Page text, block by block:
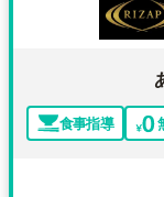
食事指導